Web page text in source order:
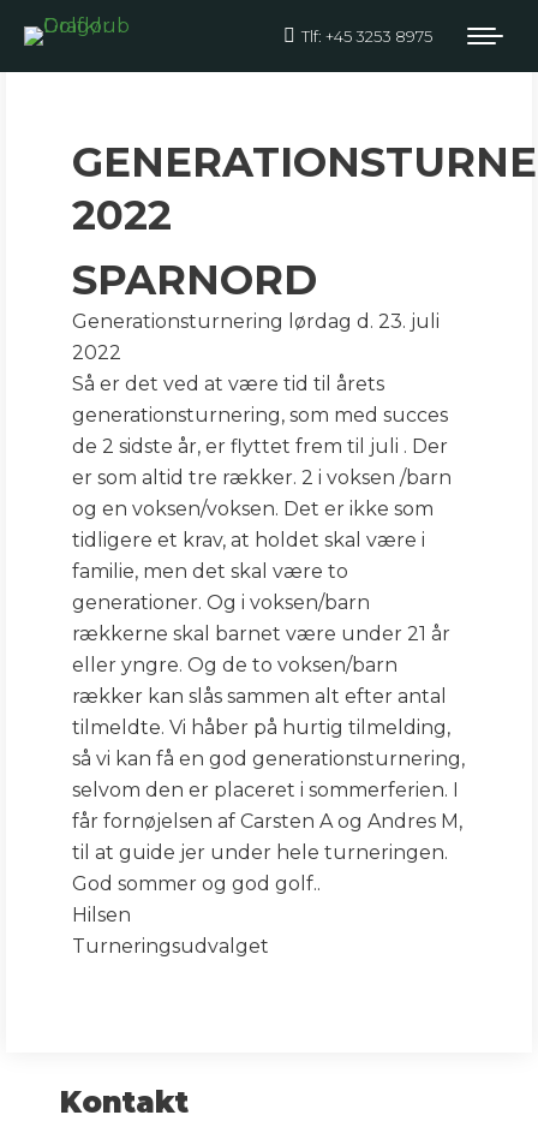
Tlf: +45 3253 8975
2022
2022
SPARNORD
Generationsturnering lørdag d. 23. juli
2022
Så er det ved at være tid til årets
generationsturnering, som med succes
de 2 sidste år, er flyttet frem til juli . Der
er som altid tre rækker. 2 i voksen /barn
og en voksen/voksen. Det er ikke som
tidligere et krav, at holdet skal være i
familie, men det skal være to
generationer. Og i voksen/barn
rækkerne skal barnet være under 21 år
eller yngre. Og de to voksen/barn
rækker kan slås sammen alt efter antal
tilmeldte. Vi håber på hurtig tilmelding,
så vi kan få en god generationsturnering,
selvom den er placeret i sommerferien. I
får fornøjelsen af Carsten A og Andres M,
til at guide jer under hele turneringen.
God sommer og god golf..
Hilsen
Turneringsudvalget
Kontakt